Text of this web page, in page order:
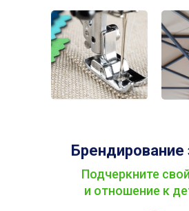
Брендирование
Подчеркните
и отношение к